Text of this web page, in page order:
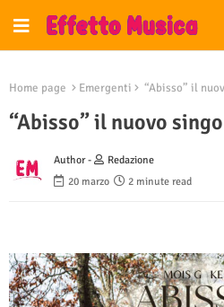
Home page Emergenti “Abisso” il
“Abisso” il nuovo
Author -
Redazione
20 marzo
2 minute read